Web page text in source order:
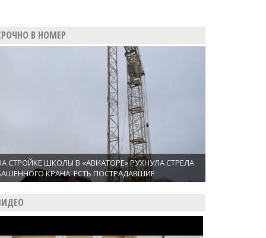
В НОМЕР
СТРОЙКЕ ШКОЛЫ В «АВИАТОРЕ» РУХНУЛА СТРЕЛА
КРАНА. ЕСТЬ ПОСТРАДАВШИЕ